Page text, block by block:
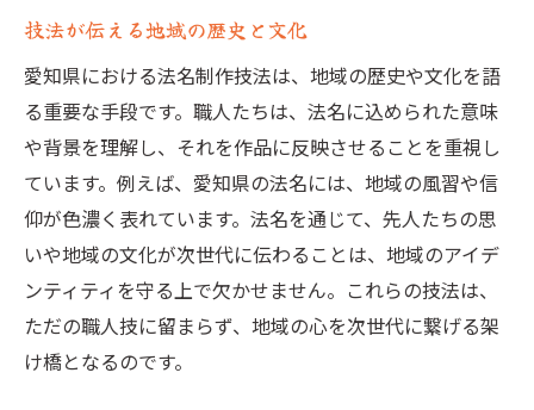
技法が伝える地域の歴史と文化
愛知県における法名制作技法は、地域の歴史や文化を語
る重要な手段です。職人たちは、法名に込められた意味
や背景を理解し、それを作品に反映させることを重視し
ています。例えば、愛知県の法名には、地域の風習や信
仰が色濃く表れています。法名を通じて、先人たちの思
いや地域の文化が次世代に伝わることは、地域のアイデ
ンティティを守る上で欠かせません。これらの技法は、
ただの職人技に留まらず、地域の心を次世代に繋げる架
け橋となるのです。